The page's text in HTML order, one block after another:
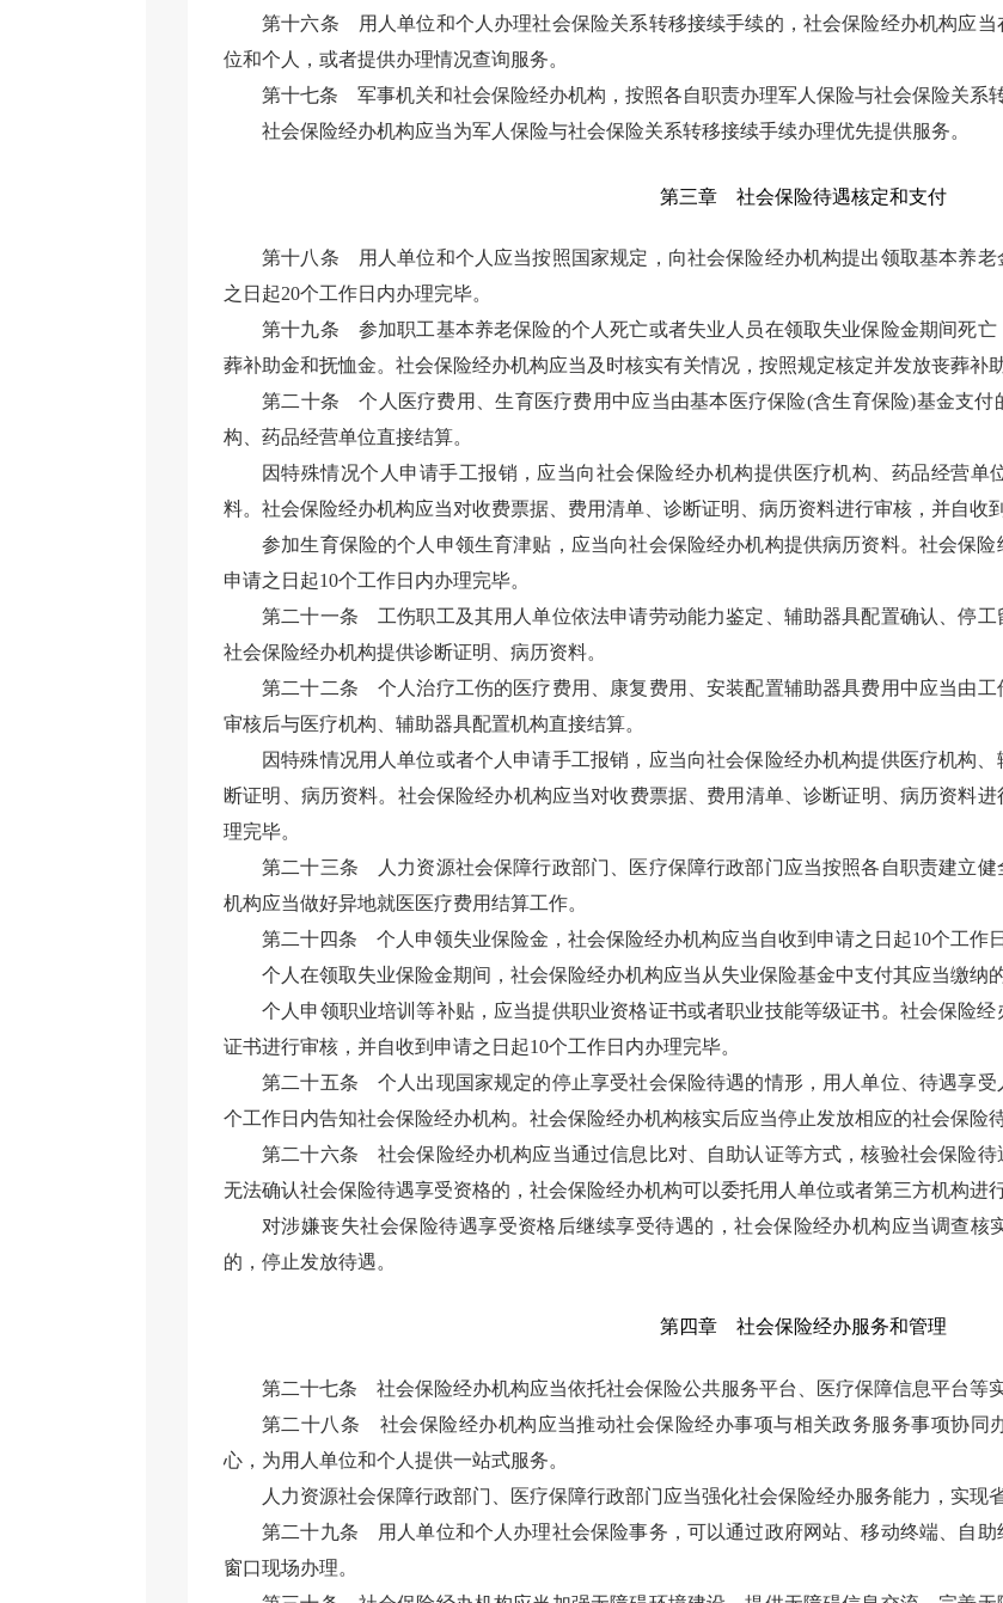
第十六条
用人单位和个人办理社会保险关系转移接续手续的，社会保险经办机构应
位和个人，或者提供办理情况查询服务。
第十七条 军事机关和社会保险经办机构，按照各自职责办理军人保险与社会保险关系
社会保险经办机构应当为军人保险与社会保险关系转移接续手续办理优先提供服务。
第三章 社会保险待遇核定和支付
第十八条
用人单位和个人应当按照国家规定，向社会保险经办机构提出领取基本养
之日起20个工作日内办理完毕。
第十九条 参加职工基本养老保险的个人死亡或者失业人员在领取失业保险金期间死
葬补助金和抚恤金。社会保险经办机构应当及时核实有关情况，按照规定核定并发放丧葬补
第二十条个人医疗费用、生育医疗费用中应当由基本医疗保险(含生育保险)基金支
构、药品经营单位直接结算。
因特殊情况个人申请手工报销，应当向社会保险经办机构提供医疗机构、药品经营单
料。社会保险经办机构应当对收费票据、费用清单、诊断证明、病历资料进行审核，并自收
参加生育保险的个人申领生育津贴，应当向社会保险经办机构提供病历资料。社会保
申请之日起10个工作日内办理完毕。
第二十一条 工伤职工及其用人单位依法申请劳动能力鉴定、辅助器具配置确认、停
社会保险经办机构提供诊断证明、病历资料。
第二十二条个人治疗工伤的医疗费用、康复费用、安装配置辅助器具费用中应当由
审核后与医疗机构、辅助器具配置机构直接结算。
因特殊情况用人单位或者个人申请手工报销，应当向社会保险经办机构提供医疗机构
断证明、病历资料。社会保险经办机构应当对收费票据、费用清单、诊断证明、病历资料
理完毕。
第二十三条
人力资源社会保障行政部门、医疗保障行政部门应当按照各自职责建立
机构应当做好异地就医医疗费用结算工作。
第二十四条 个人申领失业保险金，社会保险经办机构应当自收到申请之日起10个工作
个人在领取失业保险金期间，社会保险经办机构应当从失业保险基金中支付其应当缴纳
个人申领职业培训等补贴，应当提供职业资格证书或者职业技能等级证书。社会保险
证书进行审核，并自收到申请之日起10个工作日内办理完毕。
第二十五条个人出现国家规定的停止享受社会保险待遇的情形，用人单位、待遇享
个工作日内告知社会保险经办机构。社会保险经办机构核实后应当停止发放相应的社会保险待
第二十六条社会保险经办机构应当通过信息比对、自助认证等方式，核验社会保险
无法确认社会保险待遇享受资格的，社会保险经办机构可以委托用人单位或者第三方机构进行
对涉嫌丧失社会保险待遇享受资格后继续享受待遇的，社会保险经办机构应当调查核
的，停止发放待遇。
第四章 社会保险经办服务和管理
第二十七条 社会保险经办机构应当依托社会保险公共服务平台、医疗保障信息平台等
第二十八条 社会保险经办机构应当推动社会保险经办事项与相关政务服务事项协同
心，为用人单位和个人提供一站式服务。
人力资源社会保障行政部门、医疗保障行政部门应当强化社会保险经办服务能力，实现
第二十九条
用人单位和个人办理社会保险事务，可以通过政府网站、移动终端、自
窗口现场办理。